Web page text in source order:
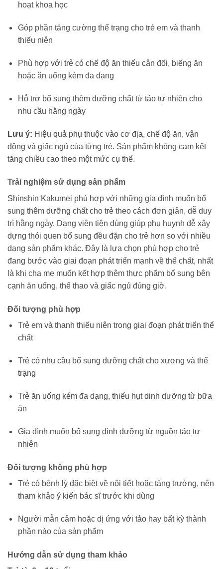
hoạt khoa học
Góp phần tăng cường thể trạng cho trẻ em và thanh
thiếu niên
Phù hợp với trẻ có chế độ ăn thiếu cân đối, biếng ăn
hoặc ăn uống kém đa dạng
Hỗ trợ bổ sung thêm dưỡng chất từ tảo tự nhiên cho
nhu cầu hằng ngày
Lưu ý: Hiệu quả phụ thuộc vào cơ địa, chế độ ăn, vận
động và giấc ngủ của từng trẻ. Sản phẩm không cam kết
tăng chiều cao theo một mức cụ thể.
Trải nghiệm sử dụng sản phẩm
Shinshin Kakumei phù hợp với những gia đình muốn bổ
sung thêm dưỡng chất cho trẻ theo cách đơn giản, dễ duy
trì hằng ngày. Dạng viên tiện dùng giúp phụ huynh dễ xây
dựng thói quen bổ sung đều đặn cho trẻ hơn so với nhiều
dạng sản phẩm khác. Đây là lựa chọn phù hợp cho trẻ
đang bước vào giai đoạn phát triển mạnh về thể chất, nhất
là khi cha mẹ muốn kết hợp thêm thực phẩm bổ sung bên
cạnh ăn uống, thể thao và giấc ngủ đúng giờ.
Đối tượng phù hợp
Trẻ em và thanh thiếu niên trong giai đoạn phát triển thể
chất
Trẻ có nhu cầu bổ sung dưỡng chất cho xương và thể
trạng
Trẻ ăn uống kém đa dạng, thiếu hụt dinh dưỡng từ bữa
ăn
Gia đình muốn bổ sung dinh dưỡng từ nguồn tảo tự
nhiên
Đối tượng không phù hợp
Trẻ có bệnh lý đặc biệt về nội tiết hoặc tăng trưởng, nên
tham khảo ý kiến bác sĩ trước khi dùng
Người mẫn cảm hoặc dị ứng với tảo hay bất kỳ thành
phần nào của sản phẩm
Hướng dẫn sử dụng tham khảo